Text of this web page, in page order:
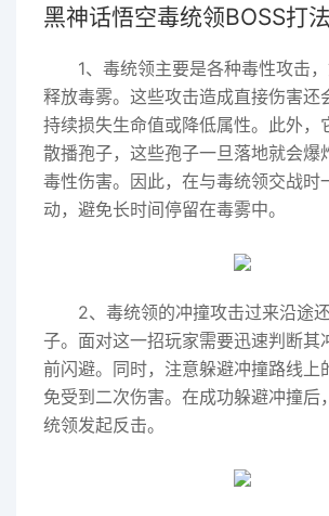
黑神话悟空毒统领BOSS打
1、毒统领主要是各种毒性攻击
释放毒雾。这些攻击造成直接伤害还
持续损失生命值或降低属性。此外，
散播孢子，这些孢子一旦落地就会爆
毒性伤害。因此，在与毒统领交战时
动，避免长时间停留在毒雾中。
2、毒统领的冲撞攻击过来沿途
子。面对这一招玩家需要迅速判断其
前闪避。同时，注意躲避冲撞路线上
免受到二次伤害。在成功躲避冲撞后
统领发起反击。